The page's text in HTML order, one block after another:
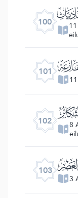
100
101
102 8
103
3